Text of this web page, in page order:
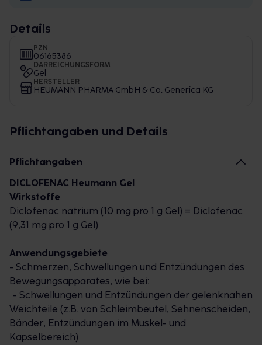
Details
PZN
06165386
DARREICHUNGSFORM
Gel
HERSTELLER
HEUMANN PHARMA GmbH & Co. Generica KG
Pflichtangaben und Details
Pflichtangaben
DICLOFENAC Heumann Gel
Wirkstoffe
Diclofenac natrium (10 mg pro 1 g Gel) = Diclofenac
(9,31 mg pro 1 g Gel)
Anwendungsgebiete
- Schmerzen, Schwellungen und Entzündungen des
Bewegungsapparates, wie bei:
- Schwellungen und Entzündungen der gelenknahen
Weichteile (z.B. von Schleimbeutel, Sehnenscheiden,
Bänder, Entzündungen im Muskel- und
Kapselbereich)